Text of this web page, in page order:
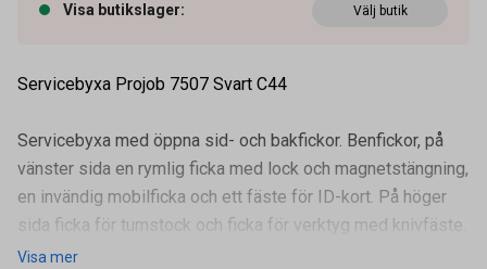
Visa butikslager: Välj butik
Servicebyxa Projob 7507 Svart C44
Servicebyxa med öppna sid- och bakfickor. Benfickor, på
vänster sida en rymlig ficka med lock och magnetstängning,
en invändig mobilficka och ett fäste för ID-kort. På höger
sida ficka för tumstock och ficka för verktyg med knivfäste.
Visa mer